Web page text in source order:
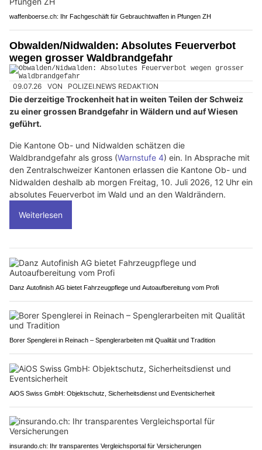
waffenboerse.ch: Ihr Fachgeschäft für Gebrauchtwaffen in Pfungen ZH
Obwalden/Nidwalden: Absolutes Feuerverbot
wegen grosser Waldbrandgefahr
09.07.26 VON POLIZEI.NEWS REDAKTION
Die derzeitige Trockenheit hat in weiten Teilen der Schweiz
zu einer grossen Brandgefahr in Wäldern und auf Wiesen
geführt.
Die Kantone Ob- und Nidwalden schätzen die
Waldbrandgefahr als gross (Warnstufe 4) ein. In Absprache mit
den Zentralschweizer Kantonen erlassen die Kantone Ob- und
Nidwalden deshalb ab morgen Freitag, 10. Juli 2026, 12 Uhr ein
absolutes Feuerverbot im Wald und an den Waldrändern.
Weiterlesen
Danz Autofinish AG bietet Fahrzeugpflege und Autoaufbereitung vom Profi
Borer Spenglerei in Reinach – Spenglerarbeiten mit Qualität und Tradition
AiOS Swiss GmbH: Objektschutz, Sicherheitsdienst und Eventsicherheit
insurando.ch: Ihr transparentes Vergleichsportal für Versicherungen